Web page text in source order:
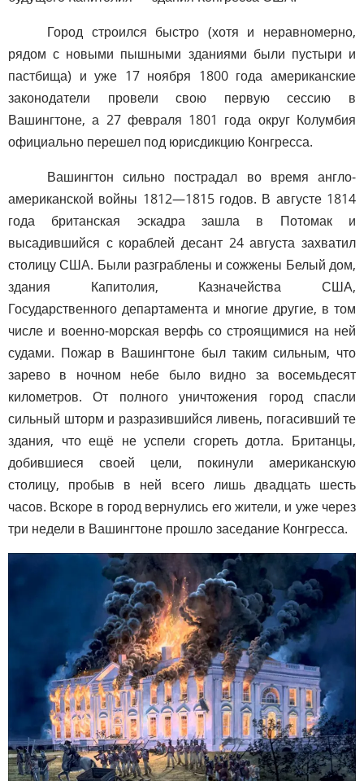
Город строился быстро (хотя и неравномерно,
рядом с новыми пышными зданиями были пустыри и
пастбища) и уже 17 ноября 1800 года американские
законодатели провели свою первую сессию в
Вашингтоне, а 27 февраля 1801 года округ Колумбия
официально перешел под юрисдикцию Конгресса.
Вашингтон сильно пострадал во время англо-
американской войны 1812—1815 годов. В августе 1814
года британская эскадра зашла в Потомак и
высадившийся с кораблей десант 24 августа захватил
столицу США. Были разграблены и сожжены Белый дом,
здания Капитолия, Казначейства США,
Государственного департамента и многие другие, в том
числе и военно-морская верфь со строящимися на ней
судами. Пожар в Вашингтоне был таким сильным, что
зарево в ночном небе было видно за восемьдесят
километров. От полного уничтожения город спасли
сильный шторм и разразившийся ливень, погасивший те
здания, что ещё не успели сгореть дотла. Британцы,
добившиеся своей цели, покинули американскую
столицу, пробыв в ней всего лишь двадцать шесть
часов. Вскоре в город вернулись его жители, и уже через
три недели в Вашингтоне прошло заседание Конгресса.